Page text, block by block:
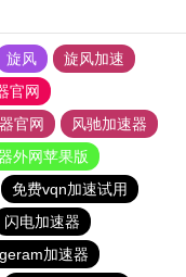
旋风
旋风加速
官网
官网
风驰加速器
外网苹果版
免费vqn加速试用
闪电加速器
加速器